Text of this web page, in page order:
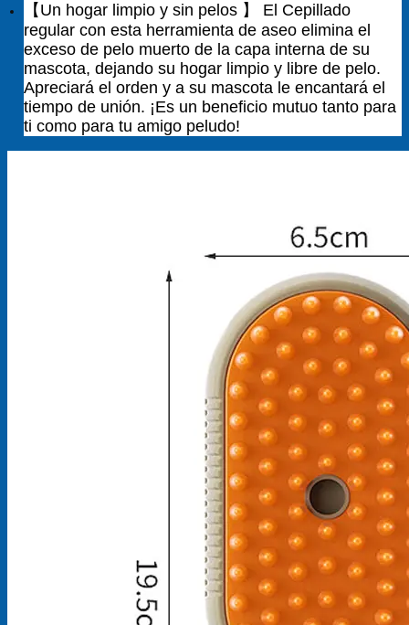
【Un hogar limpio y sin pelos 】 El Cepillado
regular con esta herramienta de aseo elimina el
exceso de pelo muerto de la capa interna de su
mascota, dejando su hogar limpio y libre de pelo.
Apreciará el orden y a su mascota le encantará el
tiempo de unión. ¡Es un beneficio mutuo tanto para
ti como para tu amigo peludo!